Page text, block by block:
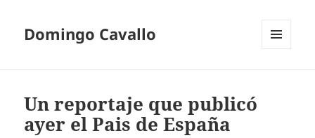
Domingo Cavallo
Un reportaje que publicó
ayer el Pais de España